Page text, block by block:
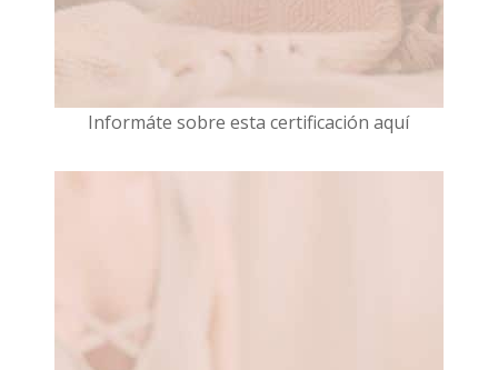
Informáte sobre esta certificación aquí